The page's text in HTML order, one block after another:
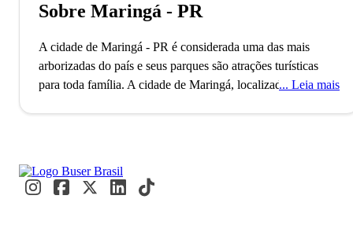
Sobre Maringá - PR
A cidade de Maringá - PR é considerada uma das mais
arborizadas do país e seus parques são atrações turísticas
para toda família. A cidade de Maringá, localizada no estado
estado em número de moradores. A origem de Maringá deu-
se no fim do século 20 e o nome da cidade foi inspirado,
Leia mais